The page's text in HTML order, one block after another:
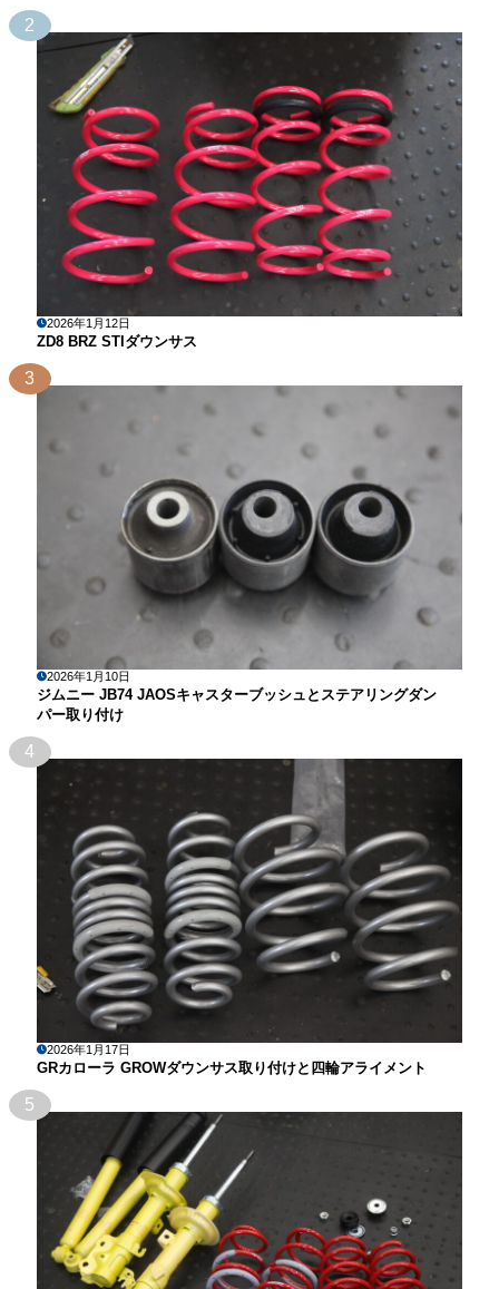
2
2026年1月12日
ZD8 BRZ STIダウンサス
3
2026年1月10日
ジムニー JB74 JAOSキャスターブッシュとステアリングダン
パー取り付け
4
2026年1月17日
GRカローラ GROWダウンサス取り付けと四輪アライメント
5